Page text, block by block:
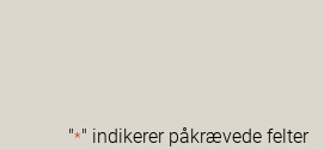
"*" indikerer påkrævede felter